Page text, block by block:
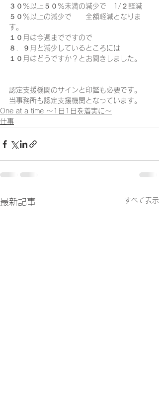
３０％以上５０％未満の減少で　1/２軽減
５０％以上の減少で　　全額軽減となりま
す。
１０月は今週までですので
８．９月と減少しているところには
１０月はどうですか？とお聞きしました。
認定支援機関のサインと印鑑も必要です。
当事務所も認定支援機関となっています。
One at a time ～1日1日を着実に～
仕事
最新記事 すべて表示